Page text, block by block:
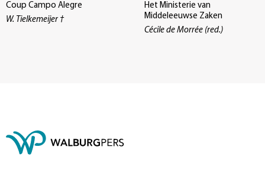
Coup Campo Alegre
W. Tielkemeijer †
Het Ministerie van
Middeleeuwse Zaken
Cécile de Morrée (red.)